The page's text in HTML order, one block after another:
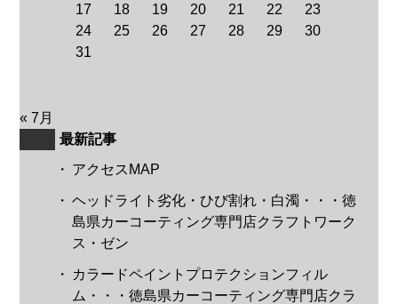
17
18 19 20 21 22
23
24
25 26 27 28 29
30
31
« 7月
最新記事
・ アクセスMAP
・ ヘッドライト劣化・ひび割れ・白濁・・・徳
島県カーコーティング専門店クラフトワーク
ス・ゼン
・
カラードペイントプロテクションフィル
ム・・・徳島県カーコーティング専門店クラ